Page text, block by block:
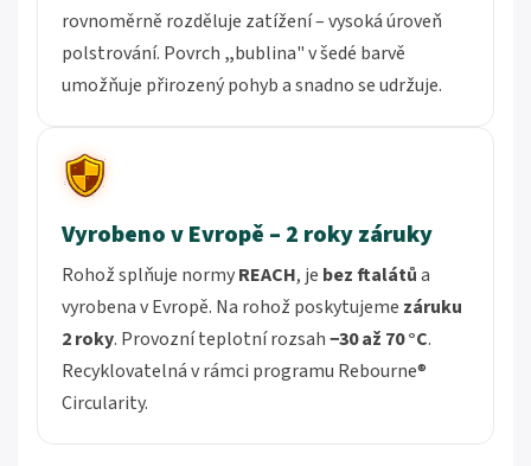
rovnoměrně rozděluje zatížení – vysoká úroveň
polstrování. Povrch „bublina" v šedé barvě
umožňuje přirozený pohyb a snadno se udržuje.
Vyrobeno v Evropě – 2 roky záruky
Rohož splňuje normyREACH, je bez ftalátůa
vyrobena v Evropě. Na rohož poskytujeme záruku
2 roky. Provozní teplotní rozsah−30 až 70 °C.
Recyklovatelná v rámci programu Rebourne®
Circularity.